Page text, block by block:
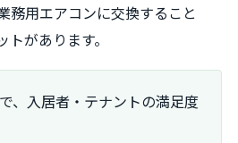
務用エアコンに交換すること
があります。
、入居者・テナントの満足度